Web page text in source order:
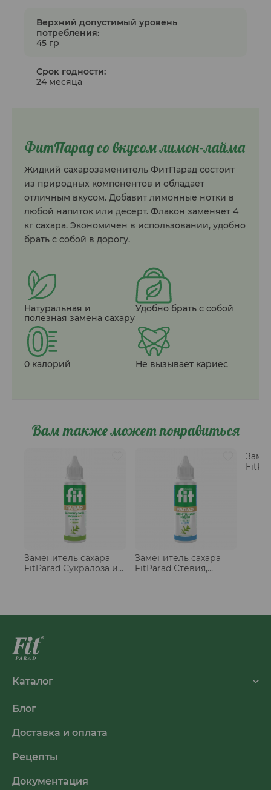
Верхний допустимый уровень
потребления:
45 гр
Срок годности:
24 месяца
ФитПарад со вкусом лимон-лайма
Жидкий сахарозаменитель ФитПарад состоит
из природных компонентов и обладает
отличным вкусом. Добавит лимонные нотки в
любой напиток или десерт. Флакон заменяет 4
кг сахара. Экономичен в использовании, удобно
брать с собой в дорогу.
Натуральная и
полезная замена сахару
Удобно брать с собой
0 калорий Не вызывает кариес
Вам также может понравиться
Заменитель сахара
FitParad Сукралоза и
Заменитель сахара
FitParad Стевия,
Каталог
Блог
Доставка и оплата
Рецепты
Документация